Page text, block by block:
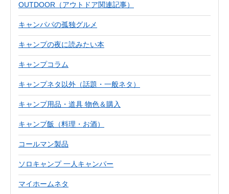
OUTDOOR（アウトドア関連記事）
キャンパパの孤独グルメ
キャンプの夜に読みたい本
キャンプコラム
キャンプネタ以外（話題・一般ネタ）
キャンプ用品・道具 物色＆購入
キャンプ飯（料理・お酒）
コールマン製品
ソロキャンプ 一人キャンパー
マイホームネタ